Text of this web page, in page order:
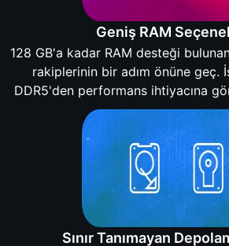
Geniş RAM
128 GB'a kadar RAM desteği
rakiplerinin bir adım önüne geç.
DDR5'den performans ihtiyacına
Sınır Tanımayan